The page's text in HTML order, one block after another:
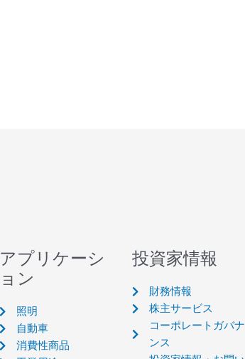
アプリケーシ
ョン
照明
自動車
消費性商品
投資家情報
財務情報
株主サービス
コーポレートガバナ
ンス